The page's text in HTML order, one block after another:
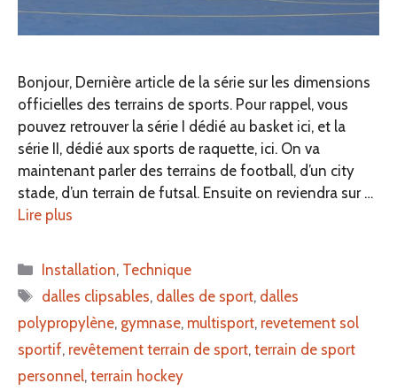
Bonjour, Dernière article de la série sur les dimensions
officielles des terrains de sports. Pour rappel, vous
pouvez retrouver la série I dédié au basket ici, et la
série II, dédié aux sports de raquette, ici. On va
maintenant parler des terrains de football, d’un city
stade, d’un terrain de futsal. Ensuite on reviendra sur …
Lire plus
Catégories
Installation, Technique
Étiquettes
dalles clipsables, dalles de sport, dalles
polypropylène, gymnase, multisport, revetement sol
sportif, revêtement terrain de sport, terrain de sport
personnel, terrain hockey